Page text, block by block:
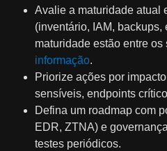
Avalie a maturidade atual
(inventário, IAM,
maturidade estão entre os
informação.
Priorize ações por
sensíveis, endpoints
Defina um roadmap com
EDR, ZTNA) e
testes periódicos.